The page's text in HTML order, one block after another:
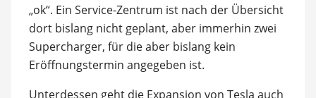
„ok“. Ein Service-Zentrum ist nach der Übersicht
dort bislang nicht geplant, aber immerhin zwei
Supercharger, für die aber bislang kein
Eröffnungstermin angegeben ist.
Unterdessen geht die Expansion von Tesla auch